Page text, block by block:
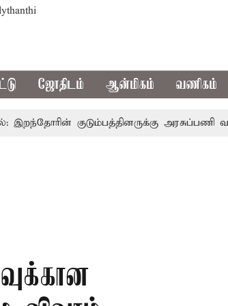
ஜோதிடம் ஆன்மிகம் வணிகம்
குடும்பத்தினருக்கு அரசுப்பணி